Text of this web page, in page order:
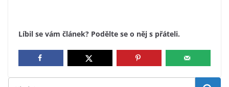
Líbil se vám článek? Podělte se o něj s přáteli.